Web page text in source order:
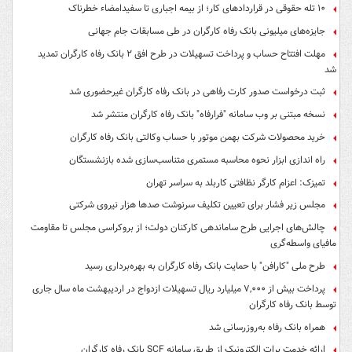
۱۰ تله حقوقی در قراردادهای کار؛ از بیمه اجباری تا سفیدامضاء خطرناک
جایزه‌های میلیونی بانک رفاه کارگران در طی مسابقات جام جهانی
مهلت افتتاح حساب و پرداخت تسهیلات در طرح افق ۲ بانک رفاه کارگران تمدید
شد
ثبت درخواست صدور کارت رفاهی در بانک رفاه کارگران غیرحضوری شد
نسخه مبتنی بر وب سامانه "فرارفاه" بانک رفاه کارگران منتشر شد
خرید محصولات شرکت بهمن موتور با حساب وکالتی بانک رفاه کارگران
راه اندازی ابزار نحوه محاسبه مستمری متناسب‌سازی شده بازنشستگان
تمیزک: اعزام کارگر نظافتی کاربلد به سراسر تهران
مجلس زیر فشار برای تعیین تکلیف سرنوشت صدها هزار نیروی شرکتی
چالش‌های اجرایی طرح ساماندهی کارکنان دولت؛ از بروکراسی مجلس تا مقاومت
مافیای واسطه‌گری
طرح ملی "کارافن" با حمایت بانک رفاه کارگران به بهره‌برداری رسید
پرداخت بیش از ۷,۰۰۰ میلیارد ریال تسهیلات ازدواج در اردیبهشت ماه سال جاری
توسط بانک رفاه کارگران
همراه بانک رفاه به‌روزرسانی شد